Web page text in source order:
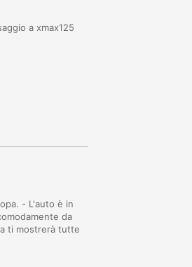
a xmax125
- L'auto è in
da
ti mostrerà tutte
nel set...